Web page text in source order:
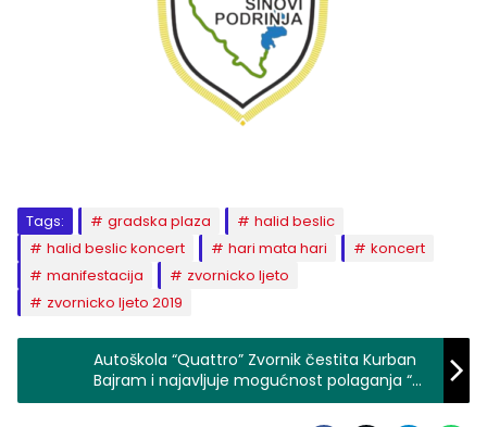
Tags: gradska plaza
halid beslic
halid beslic koncert
hari mata hari
koncert
manifestacija
zvornicko ljeto
zvornicko ljeto 2019
Autoškola “Quattro” Zvornik čestita Kurban
Bajram i najavljuje mogućnost polaganja “C”
kategorije poslije bajramskih praznika